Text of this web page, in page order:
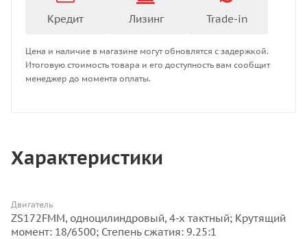
Кредит Лизинг Trade-in
Цена и наличие в магазине могут обновлятся с задержкой.
Итоговую стоимость товара и его доступность вам сообщит
менеджер до момента оплаты.
Характеристики
Двигатель
ZS172FMM, одноцилиндровый, 4-х тактный; Крутящий
момент: 18/6500; Степень сжатия: 9.25:1